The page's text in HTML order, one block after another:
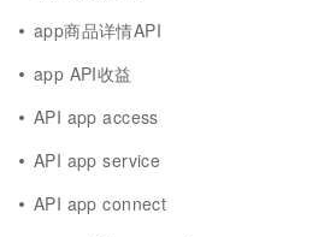
app商品详情API
app API收益
API app access
API app service
API app connect